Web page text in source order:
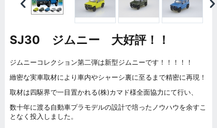
SJ30 ジムニー 大好評！！
ジムニーコレクション第二弾は新型ジムニーです！！！！！
緻密な実車取材により車内やシャーシ裏に至るまで精密に再現！
取材は四駆界で一目置かれる(株)カマド様全面協力にて行い、
数十年に渡る自動車プラモデルの設計で培ったノウハウを余すこ
となく投入しました。